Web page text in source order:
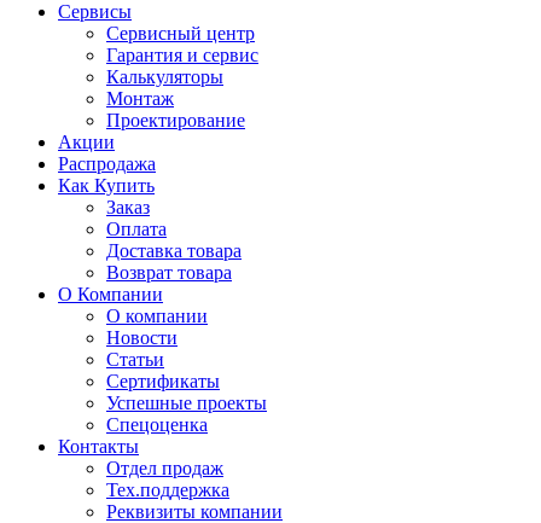
Сервисы
Сервисный центр
Гарантия и сервис
Калькуляторы
Монтаж
Проектирование
Акции
Распродажа
Как Купить
Заказ
Оплата
Доставка товара
Возврат товара
О Компании
О компании
Новости
Статьи
Сертификаты
Успешные проекты
Спецоценка
Контакты
Отдел продаж
Тех.поддержка
Реквизиты компании